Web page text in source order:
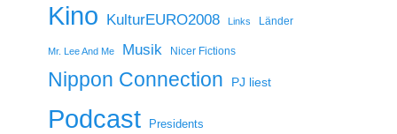
Kino KulturEURO2008 Links Länder
Mr. Lee And Me Musik Nicer Fictions
Nippon Connection PJ liest
Podcast Presidents